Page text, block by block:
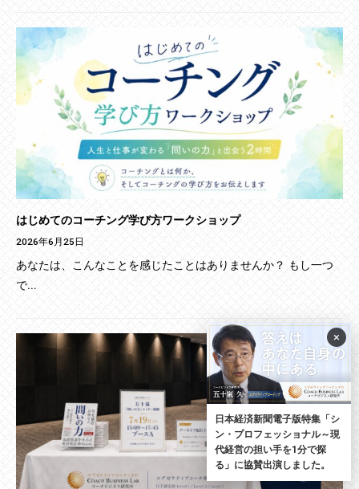
はじめてのコーチング学び方ワークショップ
2026年6月25日
あなたは、こんなことを感じたことはありませんか？ もし一つ
で...
×
日本経済新聞電子版特集「シ
ン・プロフェッショナル～現
代経営の担い手を1分で探
る」に協賛出演しました。